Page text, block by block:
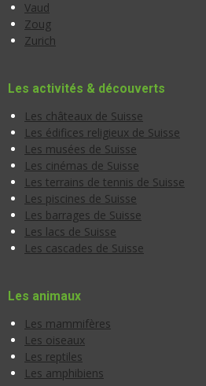
Vaud
Zoug
Zurich
Les activités & découverts
Les châteaux de Suisse
Les édifices religieux de Suisse
Les musées de Suisse
Les cinémas de Suisse
Les terrains de tennis de Suisse
Les piscines de Suisse
Les barrages de Suisse
Les lacs de Suisse
Les cascades de Suisse
Les animaux
Les mammifères
Les oiseaux
Les reptiles
Les amphibiens